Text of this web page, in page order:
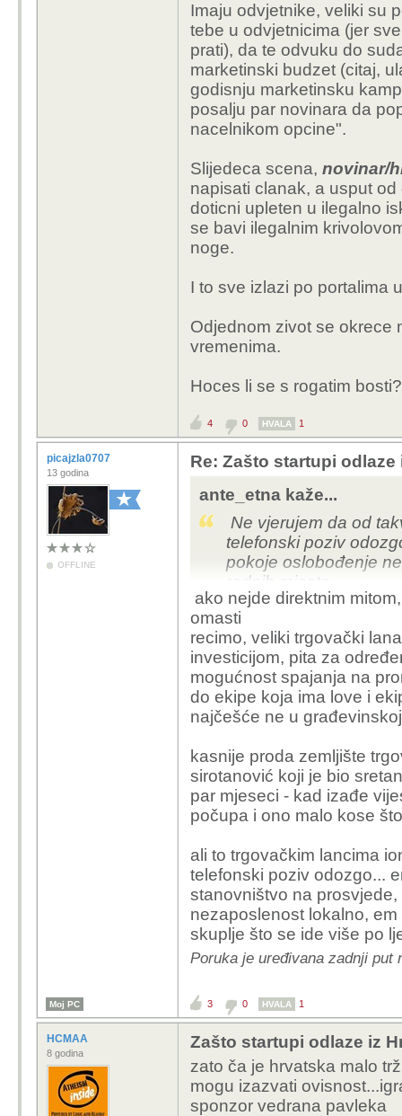
Imaju odvjetnike, veliki su
tebe u odvjetnicima (jer
prati), da te odvuku do
marketinski budzet (citaj,
godisnju marketinsku
posalju par novinara da
nacelnikom opcine".
Slijedeca scena, novinar/
napisati clanak, a usput
doticni upleten u ilegalno
se bavi ilegalnim
noge.
I to sve izlazi po portalima
Odjednom zivot se okrece
vremenima.
Hoces li se s rogatim
4 0 HVALA 1
picajzla0707
13 godina
OFFLINE
Re: Zašto startupi
ante_etna kaže...
Ne vjerujem da od
telefonski poziv
pokoje oslobođenje
radnih mjesta.
ako nejde direktnim
omasti
recimo, veliki trgovački
investicijom, pita za
mogućnost spajanja na
do ekipe koja ima love i
najčešće ne u
kasnije proda zemljište
sirotanović koji je bio
par mjeseci - kad izađe
počupa i ono malo kose
ali to trgovačkim lancima
telefonski poziv odozgo...
stanovništvo na
nezaposlenost lokalno,
skuplje što se ide više po
Poruka je uređivana zadnji put
Moj PC 3 0 HVALA 1
HCMAA
8 godina
Zašto startupi odlaze iz
zato ča je hrvatska malo
mogu izazvati
sponzor vedrana pavleka